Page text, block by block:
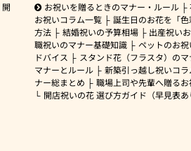
開
お祝いを贈るときのマナー・ルール
お祝いコラム一覧
誕生日のお花を「
方法
結婚祝いの予算相場 出産祝い
職祝いのマナー基礎知識
ペットのお
ドバイス
スタンド花（フラスタ）のマ
マナーとルール
新築引っ越し祝いコラ
ナー総まとめ
職場上司や先輩へ贈る
開店祝いの花 選び方ガイド（早見表あ